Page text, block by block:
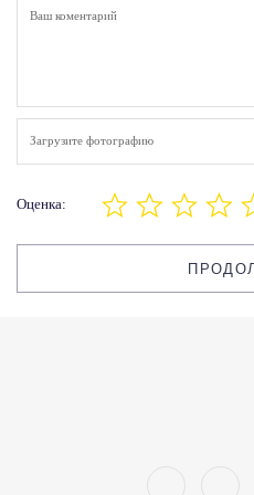
Загрузите фотографию
Оценка: